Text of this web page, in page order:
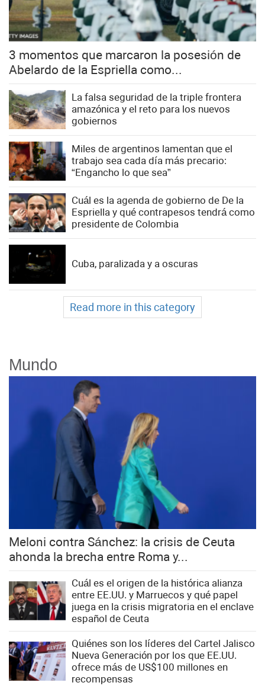
3 momentos que marcaron la posesión de
Abelardo de la Espriella como...
La falsa seguridad de la triple frontera
amazónica y el reto para los nuevos
gobiernos
Miles de argentinos lamentan que el
trabajo sea cada día más precario:
“Engancho lo que sea”
Cuál es la agenda de gobierno de De la
Espriella y qué contrapesos tendrá como
presidente de Colombia
Cuba, paralizada y a oscuras
Read more in this category
Mundo
Meloni contra Sánchez: la crisis de Ceuta
ahonda la brecha entre Roma y...
Cuál es el origen de la histórica alianza
entre EE.UU. y Marruecos y qué papel
juega en la crisis migratoria en el enclave
español de Ceuta
Quiénes son los líderes del Cartel Jalisco
Nueva Generación por los que EE.UU.
ofrece más de US$100 millones en
recompensas